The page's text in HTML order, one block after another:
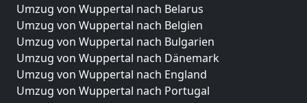
Umzug von Wuppertal nach Belarus
Umzug von Wuppertal nach Belgien
Umzug von Wuppertal nach Bulgarien
Umzug von Wuppertal nach Dänemark
Umzug von Wuppertal nach England
Umzug von Wuppertal nach Portugal